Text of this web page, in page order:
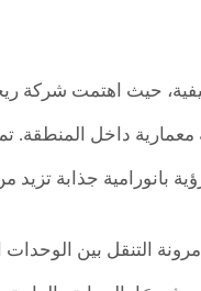
حيث اهتمت شركة
داخل المنطقة.
جذابة تزيد من
التنقل بين الوحدات